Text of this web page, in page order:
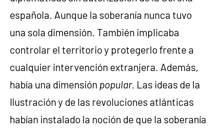
española. Aunque la soberanía nunca tuvo
una sola dimensión. También implicaba
controlar el territorio y protegerlo frente a
cualquier intervención extranjera. Además,
había una dimensión popular. Las ideas de la
Ilustración y de las revoluciones atlánticas
habían instalado la noción de que la soberanía